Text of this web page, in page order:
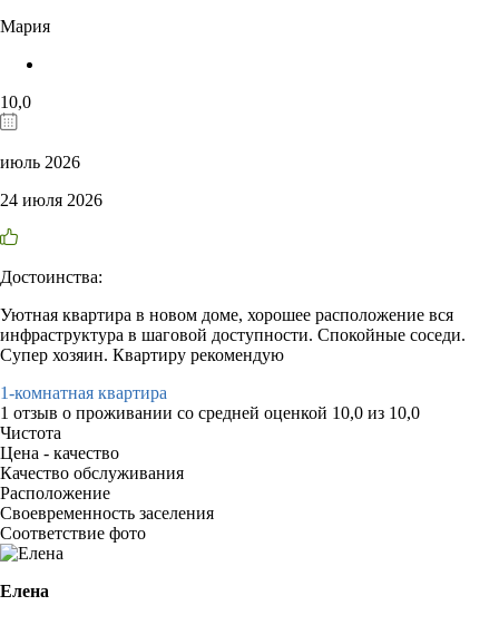
Мария
10,0
июль 2026
24 июля 2026
Достоинства:
Уютная квартира в новом доме, хорошее расположение вся
инфраструктура в шаговой доступности. Спокойные соседи.
Супер хозяин. Квартиру рекомендую
1-комнатная квартира
1 отзыв о проживании со средней оценкой 10,0 из 10,0
Чистота
Цена - качество
Качество обслуживания
Расположение
Своевременность заселения
Соответствие фото
Елена